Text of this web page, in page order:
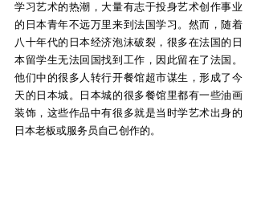
学习艺术的热潮，大量有志于投身艺术创作事业
的日本青年不远万里来到法国学习。然而，随着
八十年代的日本经济泡沫破裂，很多在法国的日
本留学生无法回国找到工作，因此留在了法国。
他们中的很多人转行开餐馆超市谋生，形成了今
天的日本城。日本城的很多餐馆里都有一些油画
装饰，这些作品中有很多就是当时学艺术出身的
日本老板或服务员自己创作的。